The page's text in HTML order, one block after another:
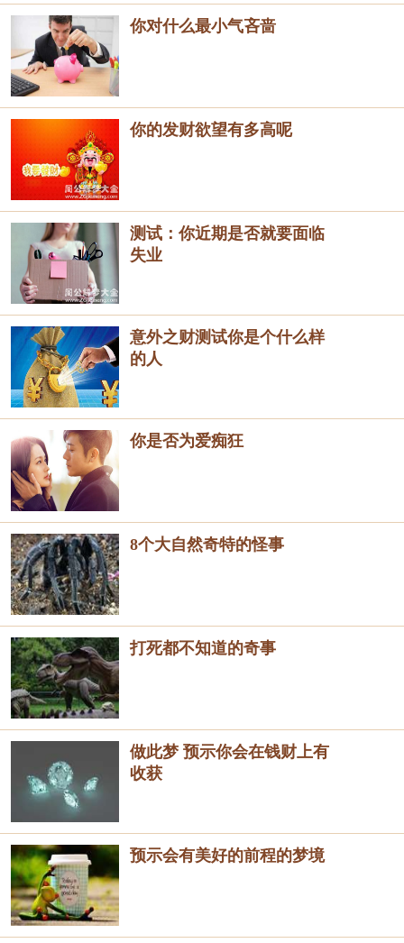
你对什么最小气吝啬
你的发财欲望有多高呢
测试：你近期是否就要面临
失业
意外之财测试你是个什么样
的人
你是否为爱痴狂
8个大自然奇特的怪事
打死都不知道的奇事
做此梦 预示你会在钱财上有
收获
预示会有美好的前程的梦境